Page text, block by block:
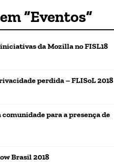
“Eventos”
da Mozilla no FISL18
perdida – FLISoL 2018
comunidade para a presença de
Brasil 2018